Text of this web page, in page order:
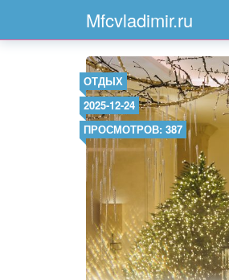
Mfcvladimir.ru
ОТДЫХ
2025-12-24
ПРОСМОТРОВ: 387